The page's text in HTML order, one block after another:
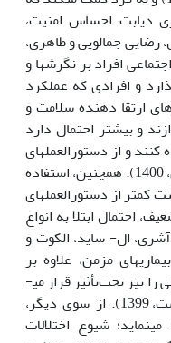
دیابت احساس امنیت،
رضایی جمالویی و طاهری،
افراد بر نگرش­ها و
و افرادی که عملکرد
ارتقا دهنده سلامت و
و بیشتر احتمال دارد
و از دستورالعمل­های
پزشکی تبعیت کنند (مشوق و همکاران، 1400). همچنین، استفاده
کمتر از دستورالعمل­های
احتمال ابتلا به انواع
ال- ساید، الکوت و
بیماری­های مزمن، علاوه بر
نیز تحت‌تأثیر قرار می­
دهد (صفاری نیا، خلیلی و ادب دوست، 1399). از سوی دیگر،
شیوع اختلالات